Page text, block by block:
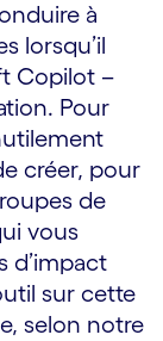
à
lorsqu’il
Copilot –
Pour
créer, pour
de
vous
d’impact
sur cette
selon notre